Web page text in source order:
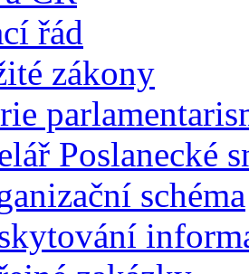
řád
zákony
Poslanecké
schéma